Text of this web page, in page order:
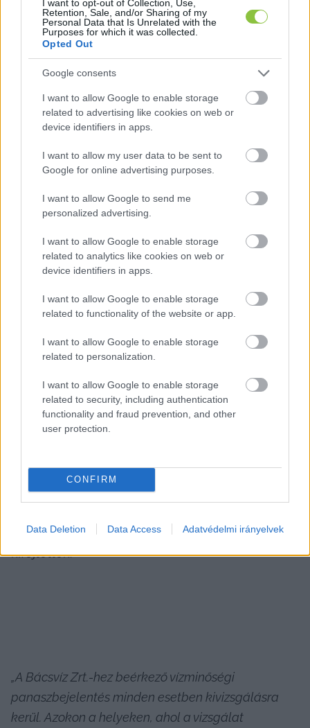
I want to opt-out of Collection, Use,
Retention, Sale, and/or Sharing of my
Personal Data that Is Unrelated with the
Purposes for which it was collected.
Opted Out
Google consents
I want to allow Google to enable storage
related to advertising like cookies on web or
device identifiers in apps.
I want to allow my user data to be sent to
Google for online advertising purposes.
I want to allow Google to send me
personalized advertising.
I want to allow Google to enable storage
related to analytics like cookies on web or
device identifiers in apps.
I want to allow Google to enable storage
related to functionality of the website or app.
I want to allow Google to enable storage
related to personalization.
I want to allow Google to enable storage
related to security, including authentication
functionality and fraud prevention, and other
user protection.
CONFIRM
Data Deletion Data Access Adatvédelmi irányelvek
A KecsUP Hírek az elmúlt hónapokban
folyamatosan figyelemmel kísérte a nagykőrösi
ivóvíz szolgáltatás kapcsán kialakult helyzetet,
így ahogyan decemberben, úgy most is
megkerestük a szolgáltatót, hogy
megkérdezzük, mi az aktuális helyzet ivóvíz
fronton. A Bácsvíz Zrt. válasza összességében
reményre adott okot, szerintük az elmúlt
hetekben csökkent a panasszal élők aránya.
eredményeként a vízminőségi panaszbejelentések
száma december óta jelentős mértékben csökkent,
– írták, hozzátéve, hogy a klórdioxid
utófertőtlenítőszer hálózatra termelése, hatósági
engedély alapján január 19-én indult meg,
amellyel összefüggésben a szolgáltatott
ivóvízzel kapcsolatban nem volt bejelentés. A
szolgáltató külön hangsúlyozta azt is, hogy a
tudnak biztosítani a felhasználóink számára.
háztartás számára nyújtottak kompenzációt,
kifejtették:
„A Bácsvíz Zrt.-hez beérkező vízminőségi
panaszbejelentés minden esetben kivizsgálásra
kerül. Azokon a helyeken, ahol a vizsgálat